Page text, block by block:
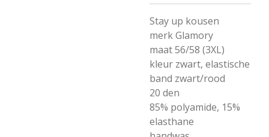
Stay up kousen
merk Glamory
maat 56/58 (3XL)
kleur zwart, elastische
band zwart/rood
20 den
85% polyamide, 15%
elasthane